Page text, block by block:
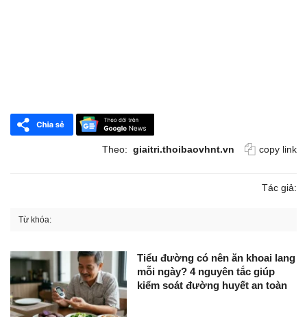
Theo: giaitri.thoibaovhnt.vn copy link
Tác giả:
Từ khóa:
Tiểu đường có nên ăn khoai lang
mỗi ngày? 4 nguyên tắc giúp
kiểm soát đường huyết an toàn